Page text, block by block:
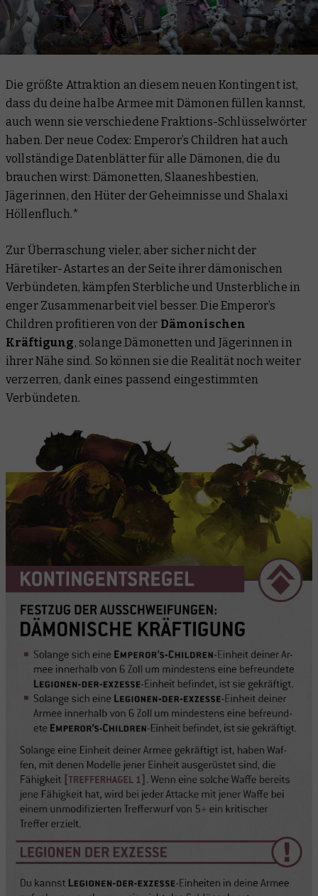
Die größte Attraktion an diesem neuen Kontingent ist,
dass du deine halbe Armee mit Dämonen füllen kannst,
auch wenn sie verschiedene Fraktions-Schlüsselwörter
haben. Der neue Codex: Emperor’s Children hat auch
vollständige Datenblätter für alle Dämonen, die du
brauchen wirst: Dämonetten, Slaaneshbestien,
Jägerinnen, den Hüter der Geheimnisse und Shalaxi
Höllenfluch.*
Zur Überraschung vieler, aber sicher nicht der
Häretiker-Astartes an der Seite ihrer dämonischen
Verbündeten, kämpfen Sterbliche und Unsterbliche in
enger Zusammenarbeit viel besser. Die Emperor’s
Children profitieren von der Dämonischen
Kräftigung, solange Dämonetten und Jägerinnen in
ihrer Nähe sind. So können sie die Realität noch weiter
verzerren, dank eines passend eingestimmten
Verbündeten.